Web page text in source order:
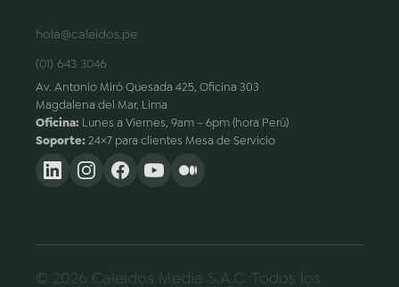
hola@caleidos.pe
(01) 643 3046
Av. Antonio Miró Quesada 425, Oficina 303
Magdalena del Mar, Lima
Oficina: Lunes a Viernes, 9am – 6pm (hora Perú)
Soporte: 24×7 para clientes Mesa de Servicio
© 2026 Caleidos Media S.A.C. Todos los